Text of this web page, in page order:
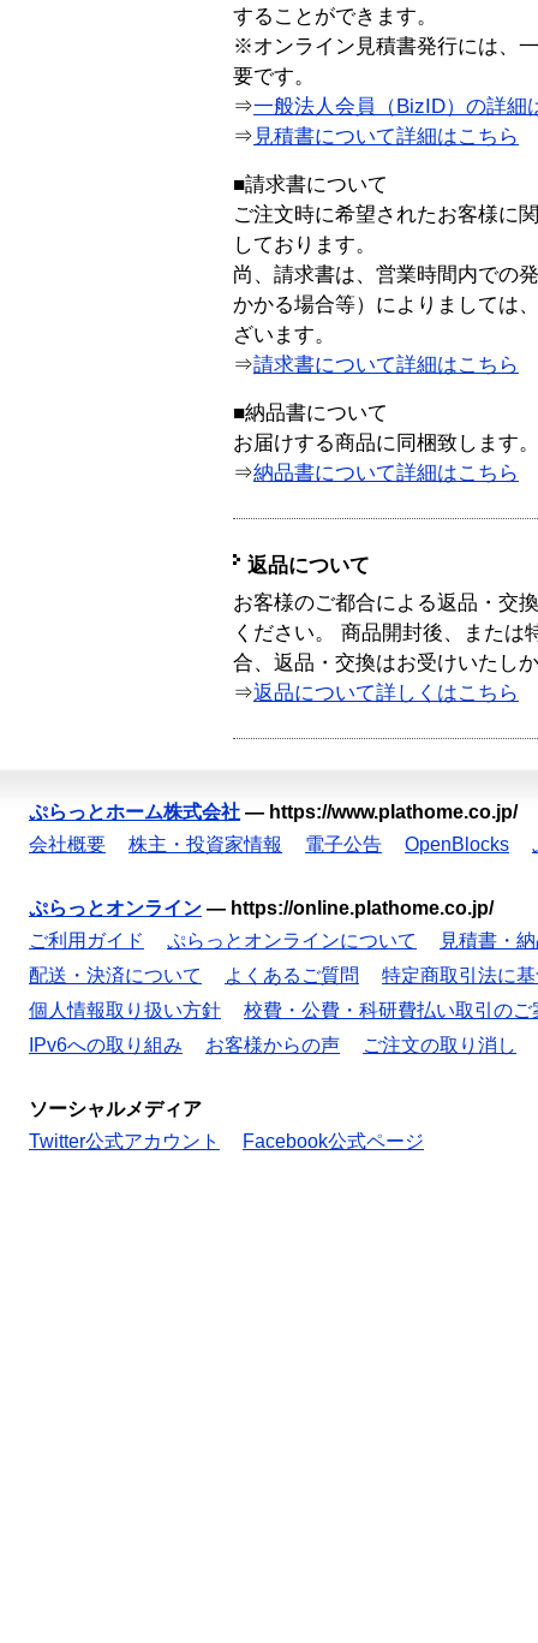
することができます。
※オンライン見積書発行には、
要です。
⇒一般法人会員（BizID）の詳細
⇒ 見積書について詳細はこちら
■請求書について
ご注文時に希望されたお客様に
しております。
尚、請求書は、営業時間内での
かかる場合等）によりましては
ざいます。
⇒請求書について詳細はこちら
■納品書について
お届けする商品に同梱致します。
⇒納品書について詳細はこちら
返品について
お客様のご都合による返品・交
ください。 商品開封後、または
合、返品・交換はお受けいたし
⇒返品について詳しくはこちら
ぷらっとホーム株式会社 — https://www.plathome.co.jp/
会社概要
株主・投資家情報 電子公告 OpenBlocks
ぷらっとオンライン — https://online.plathome.co.jp/
ご利用ガイド
ぷらっとオンラインについて
見積書・
配送・決済について
よくあるご質問
特定商取引法に
個人情報取り扱い方針
校費・公費・科研費払い取引のご
IPv6への取り組み
お客様からの声 ご注文の取り消し
ソーシャルメディア
Twitter公式アカウント
Facebook公式ページ